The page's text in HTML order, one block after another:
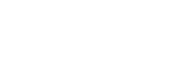
pentru utilizare industrială